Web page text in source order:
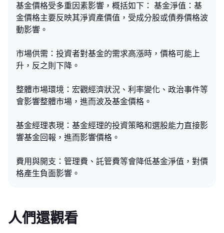
基金價格受多重因素影響，概括如下： 基金淨值：基
金價格主要反映其淨資產價值，受成分股或債券價格波
動影響。
市場供需：投資者對基金的需求高漲時，價格可能上
升，反之則下降。
整體市場環境：宏觀經濟狀況、利率變化、政治事件等
會影響整體市場，進而波及基金價格。
基金經理表現：基金經理的投資策略和選股能力直接影
響基金回報，進而影響價格。
費用與開支：管理費、託管費等會降低基金淨值，對價
格產生負面影響。
人們還觀看